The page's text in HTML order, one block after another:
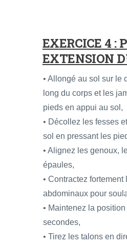
EXERCICE 4 :
EXTENSION
• Allongé au sol sur le
long du corps et les
pieds en appui au sol,
• Décollez les fesses
sol en pressant les
• Alignez les genoux,
épaules,
• Contractez
abdominaux pour
• Maintenez la
secondes,
• Tirez les talons en